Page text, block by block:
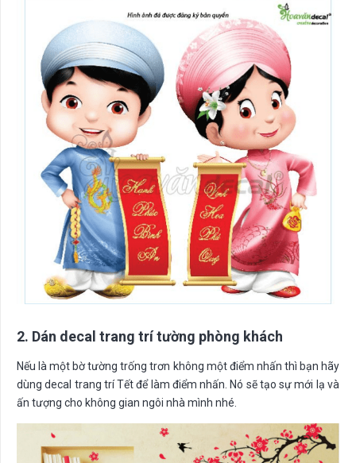
2. Dán decal trang trí tường phòng khách
Nếu là một bờ tường trống trơn không một điểm nhấn thì bạn hãy
dùng decal trang trí Tết để làm điểm nhấn. Nó sẽ tạo sự mới lạ và
ấn tượng cho không gian ngôi nhà mình nhé.